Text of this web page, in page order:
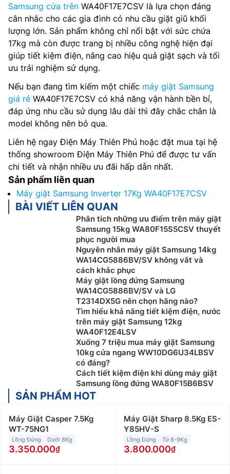
Samsung cửa trên WA40F17E7CSV là lựa chọn đáng
cân nhắc cho các gia đình có nhu cầu giặt giũ khối
lượng lớn. Sản phẩm không chỉ nổi bật với sức chứa
17kg mà còn được trang bị nhiều công nghệ hiện đại
giúp tiết kiệm điện, nâng cao hiệu quả giặt sạch và tối
ưu trải nghiệm sử dụng.
Nếu bạn đang tìm kiếm một chiếc máy giặt Samsung
giá rẻ WA40F17E7CSV có khả năng vận hành bền bỉ,
đáp ứng nhu cầu sử dụng lâu dài thì đây chắc chắn là
model không nên bỏ qua.
Liên hệ ngay Điện Máy Thiên Phú hoặc đặt mua tại hệ
thống showroom Điện Máy Thiên Phú để được tư vấn
chi tiết và nhận nhiều ưu đãi hấp dẫn nhất.
Sản phẩm liên quan
Máy giặt Samsung Inverter 17Kg WA40F17E7CSV
BÀI VIẾT LIÊN QUAN
Phân tích những ưu điểm trên máy giặt
Samsung 15kg WA80F15S5CSV thuyết
phục người mua
Nguyên nhân máy giặt Samsung 14kg
WA14CG5886BV/SV không vắt và
cách khắc phục
Máy giặt lồng đứng Samsung
WA14CG5886BV/SV và LG
T2314DX5G nên chọn hãng nào?
Tìm hiểu khả năng tiết kiệm điện, nước
trên máy giặt Samsung 12kg
WA40F12E4LSV
Xuống 7 triệu mua máy giặt Samsung
10kg cửa ngang WW10DG6U34LBSV
có đáng?
Cách tiết kiệm điện khi dùng máy giặt
Samsung lồng đứng WA80F15B6BSV
SẢN PHẨM HOT
Máy Giặt Casper 7.5Kg
WT-75NG1
Lồng Đứng Dưới 8Kg
3.350.000
Máy Giặt Sharp 8.5Kg ES-
Y85HV-S
Lồng Đứng Từ 8-9Kg
3.800.000